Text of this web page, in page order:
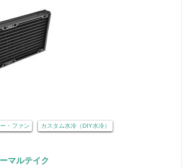
・ファン カスタム水冷（DIY水冷）
マルテイク